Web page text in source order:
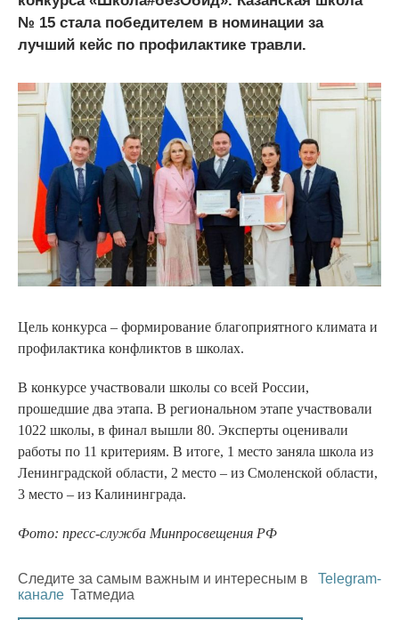
№ 15 стала победителем в номинации за
лучший кейс по профилактике травли.
Цель конкурса – формирование благоприятного климата и
профилактика конфликтов в школах.
В конкурсе участвовали школы со всей России,
прошедшие два этапа. В региональном этапе участвовали
1022 школы, в финал вышли 80. Эксперты оценивали
работы по 11 критериям. В итоге, 1 место заняла школа из
Ленинградской области, 2 место – из Смоленской области,
3 место – из Калининграда.
Фото: пресс-служба Минпросвещения РФ
Следите за самым важным и интересным в
Telegram-
канале Татмедиа